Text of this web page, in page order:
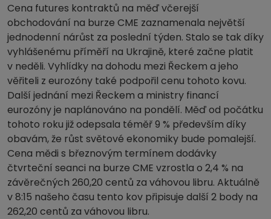
Cena futures kontraktů na měď včerejší
obchodování na burze CME zaznamenala největší
jednodenní nárůst za poslední týden. Stalo se tak díky
vyhlášenému příměří na Ukrajině, které začne platit
v neděli. Vyhlídky na dohodu mezi Řeckem a jeho
věřiteli z eurozóny také podpořil cenu tohoto kovu.
Další jednání mezi Řeckem a ministry financí
eurozóny je naplánováno na pondělí. Měď od počátku
tohoto roku již odepsala téměř 9 % především díky
obavám, že růst světové ekonomiky bude pomalejší.
Cena mědi s březnovým termínem dodávky
čtvrteční seanci na burze CME vzrostla o 2,4 % na
závěrečných 260,20 centů za váhovou libru. Aktuálně
v 8:15 našeho času tento kov připisuje další 2 body na
262,20 centů za váhovou libru.